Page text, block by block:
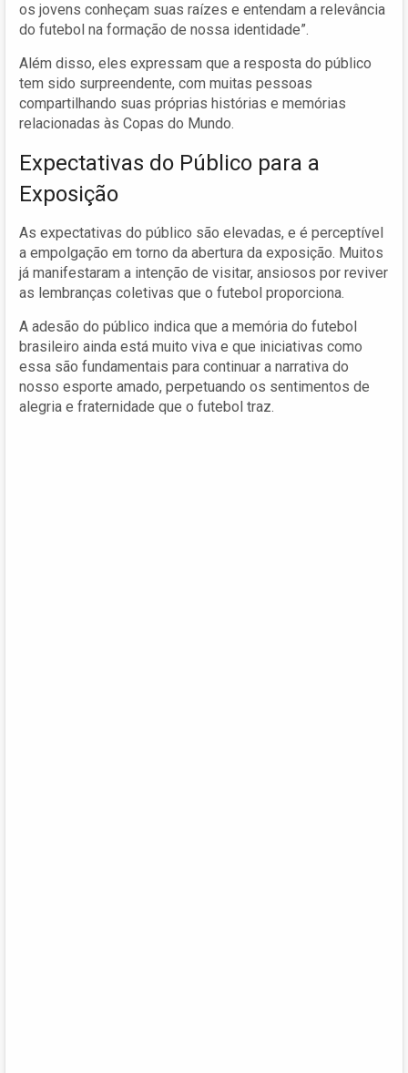
os jovens conheçam suas raízes e entendam a relevância
do futebol na formação de nossa identidade”.
Além disso, eles expressam que a resposta do público
tem sido surpreendente, com muitas pessoas
compartilhando suas próprias histórias e memórias
relacionadas às Copas do Mundo.
Expectativas do Público para a
Exposição
As expectativas do público são elevadas, e é perceptível
a empolgação em torno da abertura da exposição. Muitos
já manifestaram a intenção de visitar, ansiosos por reviver
as lembranças coletivas que o futebol proporciona.
A adesão do público indica que a memória do futebol
brasileiro ainda está muito viva e que iniciativas como
essa são fundamentais para continuar a narrativa do
nosso esporte amado, perpetuando os sentimentos de
alegria e fraternidade que o futebol traz.